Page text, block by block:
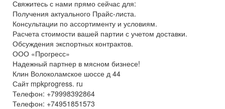
Свяжитесь с нами прямо сейчас для:
Получения актуального Прайс-листа.
Консультации по ассортименту и условиям.
Расчета стоимости вашей партии с учетом доставки.
Обсуждения экспортных контрактов.
ООО «Прогресс»
Надежный партнер в мясном бизнесе!
Клин Волоколамское шоссе д 44
Сайт mpkprogress. ru
Телефон: +79998392864
Телефон: +74951851573